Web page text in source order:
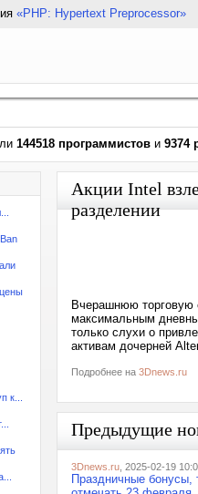
«PHP: Hypertext Preprocessor»
144518 программистов и 9374
к...
Акции Intel
разделении
Вчерашнюю торговую
максимальным
только слухи о
активам дочерней
Подробнее на 3Dnews.ru
Предыдущие
3Dnews.ru , 2025-02-19
Праздничные бонусы,